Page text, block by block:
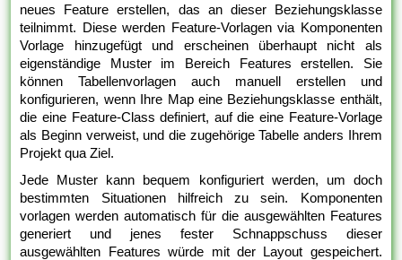
neues Feature erstellen, das an dieser Beziehungsklasse
teilnimmt. Diese werden Feature-Vorlagen via Komponenten
Vorlage hinzugefügt und erscheinen überhaupt nicht als
eigenständige Muster im Bereich Features erstellen. Sie
können Tabellenvorlagen auch manuell erstellen und
konfigurieren, wenn Ihre Map eine Beziehungsklasse enthält,
die eine Feature-Class definiert, auf die eine Feature-Vorlage
als Beginn verweist, und die zugehörige Tabelle anders Ihrem
Projekt qua Ziel.
Jede Muster kann bequem konfiguriert werden, um doch
bestimmten Situationen hilfreich zu sein. Komponenten
vorlagen werden automatisch für die ausgewählten Features
generiert und jenes fester Schnappschuss dieser
ausgewählten Features würde mit der Layout gespeichert.